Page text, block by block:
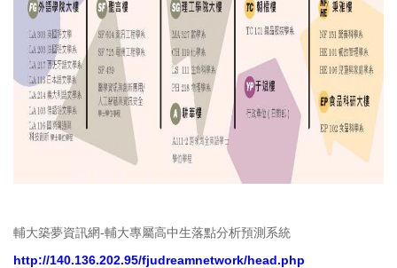
輔大築夢資訊網-輔大專屬高中生落點分析預測系統
http://140.136.202.95/fjudreamnetwork/head.php